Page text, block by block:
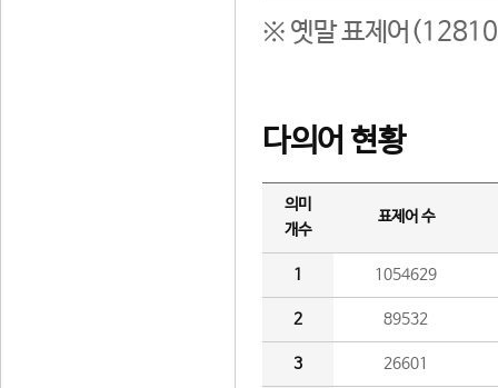
※ 옛말 표제어(12810
다의어 현황
의미
개수
표제어 수
1 1054629
2 89532
3 26601